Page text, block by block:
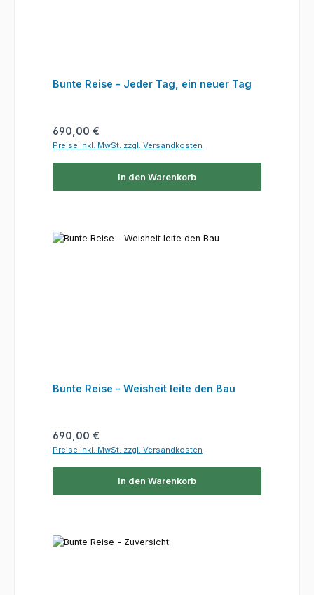
Bunte Reise - Jeder Tag, ein neuer Tag
Regulärer Preis:
690,00 €
Preise inkl. MwSt. zzgl. Versandkosten
In den Warenkorb
Bunte Reise - Weisheit leite den Bau
Regulärer Preis:
690,00 €
Preise inkl. MwSt. zzgl. Versandkosten
In den Warenkorb